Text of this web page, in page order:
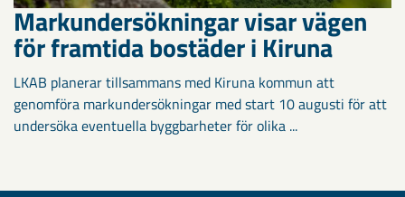
Markundersökningar visar vägen
för framtida bostäder i Kiruna
LKAB planerar tillsammans med Kiruna kommun att
genomföra markundersökningar med start 10 augusti för att
undersöka eventuella byggbarheter för olika ...